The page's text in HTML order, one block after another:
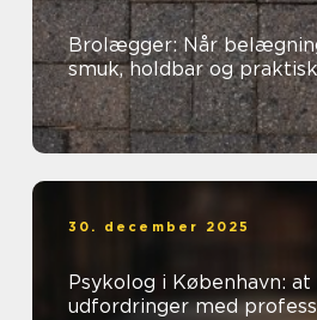
Brolægger: Når
smuk, holdbar og praktisk
30. december 2025
Psykolog i København:
udfordringer med